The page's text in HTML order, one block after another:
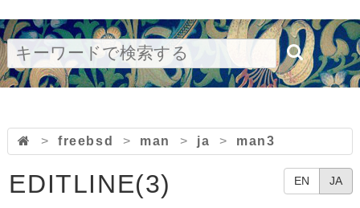
> freebsd > man > ja > man3
EN JA
EDITLINE(3)